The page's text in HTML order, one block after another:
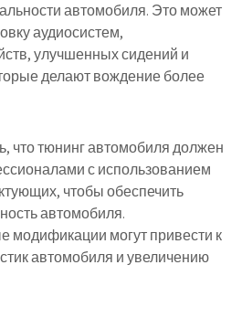
автомобиля. Это может
аудиосистем,
улучшенных сидений и
делают вождение более
что тюнинг автомобиля должен
с использованием
чтобы обеспечить
автомобиля.
модификации могут привести к
автомобиля и увеличению